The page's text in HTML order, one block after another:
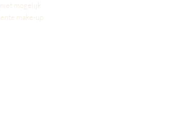
mogelijk
make-up